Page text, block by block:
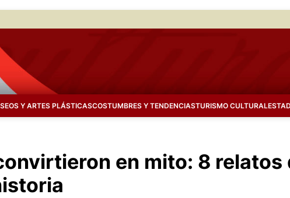
Y ARTES PLÁSTICASCOSTUMBRES Y TENDENCIASTURISMO CULTURAL
en mito: 8 relatos